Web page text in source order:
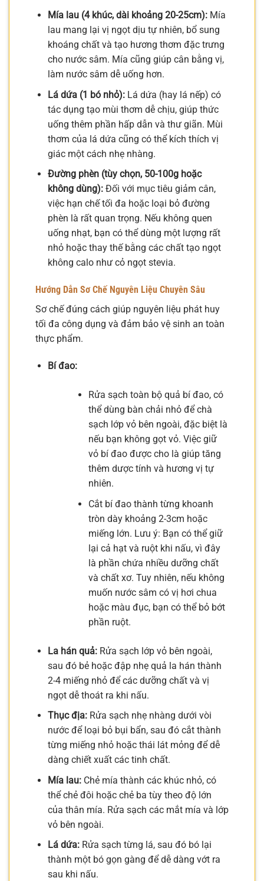
Mía lau (4 khúc, dài khoảng 20-25cm):Mía
lau mang lại vị ngọt dịu tự nhiên, bổ sung
khoáng chất và tạo hương thơm đặc trưng
cho nước sâm. Mía cũng giúp cân bằng vị,
làm nước sâm dễ uống hơn.
Lá dứa (1 bó nhỏ):Lá dứa (hay lá nếp) có
tác dụng tạo mùi thơm dễ chịu, giúp thức
uống thêm phần hấp dẫn và thư giãn. Mùi
thơm của lá dứa cũng có thể kích thích vị
giác một cách nhẹ nhàng.
Đường phèn (tùy chọn, 50-100g hoặc
không dùng):Đối với mục tiêu giảm cân,
việc hạn chế tối đa hoặc loại bỏ đường
phèn là rất quan trọng. Nếu không quen
uống nhạt, bạn có thể dùng một lượng rất
nhỏ hoặc thay thế bằng các chất tạo ngọt
không calo như cỏ ngọt stevia.
Hướng Dẫn Sơ Chế Nguyên Liệu Chuyên Sâu
Sơ chế đúng cách giúp nguyên liệu phát huy
tối đa công dụng và đảm bảo vệ sinh an toàn
thực phẩm.
Bí đao:
Rửa sạch toàn bộ quả bí đao, có
thể dùng bàn chải nhỏ để chà
sạch lớp vỏ bên ngoài, đặc biệt là
nếu bạn không gọt vỏ. Việc giữ
vỏ bí đao được cho là giúp tăng
thêm dược tính và hương vị tự
nhiên.
Cắt bí đao thành từng khoanh
tròn dày khoảng 2-3cm hoặc
miếng lớn. Lưu ý: Bạn có thể giữ
lại cả hạt và ruột khi nấu, vì đây
là phần chứa nhiều dưỡng chất
và chất xơ. Tuy nhiên, nếu không
muốn nước sâm có vị hơi chua
hoặc màu đục, bạn có thể bỏ bớt
phần ruột.
La hán quả:Rửa sạch lớp vỏ bên ngoài,
sau đó bẻ hoặc đập nhẹ quả la hán thành
2-4 miếng nhỏ để các dưỡng chất và vị
ngọt dễ thoát ra khi nấu.
Thục địa:Rửa sạch nhẹ nhàng dưới vòi
nước để loại bỏ bụi bẩn, sau đó cắt thành
từng miếng nhỏ hoặc thái lát mỏng để dễ
dàng chiết xuất các tinh chất.
Mía lau:Chẻ mía thành các khúc nhỏ, có
thể chẻ đôi hoặc chẻ ba tùy theo độ lớn
của thân mía. Rửa sạch các mắt mía và lớp
vỏ bên ngoài.
Lá dứa:Rửa sạch từng lá, sau đó bó lại
thành một bó gọn gàng để dễ dàng vớt ra
sau khi nấu.